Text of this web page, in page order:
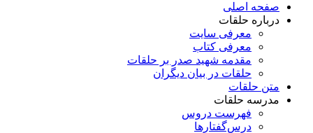
صفحه اصلی
درباره حلقات
معرفی سایت
معرفی کتاب
مقدمه شهید صدر بر حلقات
حلقات در بیان دیگران
متن حلقات
مدرسه حلقات
فهرست دروس
درس‌گفتار‌ها